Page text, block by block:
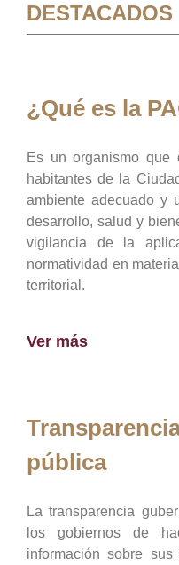
DESTACADOS
¿Qué es la
Es un organismo que
habitantes de la
ambiente adecuado y
desarrollo, salud y
vigilancia de la
normatividad en
territorial.
Ver más
pública
La transparencia
los gobiernos de
información sobre